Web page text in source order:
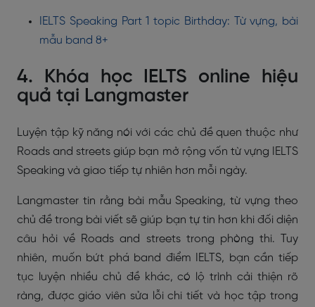
IELTS Speaking Part 1 topic Birthday: Từ vựng, bài
mẫu band 8+
4. Khóa học IELTS online hiệu
quả tại Langmaster
Luyện tập kỹ năng nói với các chủ đề quen thuộc như
Roads and streets giúp bạn mở rộng vốn từ vựng IELTS
Speaking và giao tiếp tự nhiên hơn mỗi ngày.
Langmaster tin rằng bài mẫu Speaking, từ vựng theo
chủ đề trong bài viết sẽ giúp bạn tự tin hơn khi đối diện
câu hỏi về Roads and streets trong phòng thi. Tuy
nhiên, muốn bứt phá band điểm IELTS, bạn cần tiếp
tục luyện nhiều chủ đề khác, có lộ trình cải thiện rõ
ràng, được giáo viên sửa lỗi chi tiết và học tập trong